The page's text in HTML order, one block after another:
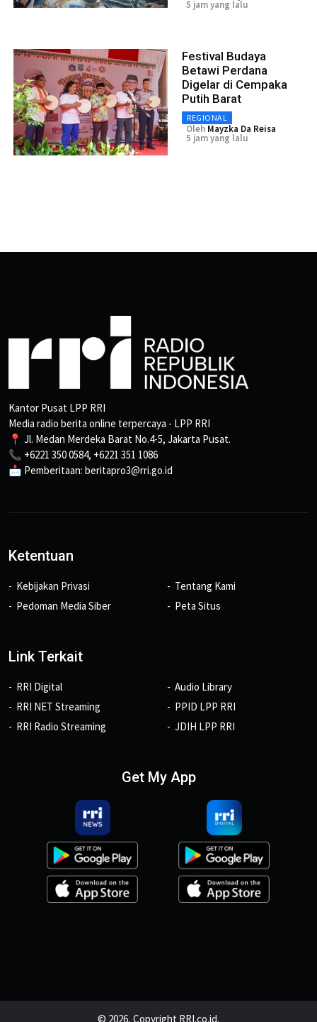
5 jam yang lalu
Festival Budaya
Betawi Perdana
Digelar di Cempaka
Putih Barat
REGIONAL
Oleh Mayzka Da Reisa
5 jam yang lalu
Kantor Pusat LPP RRI
Media radio berita online terpercaya - LPP RRI
📍 Jl. Medan Merdeka Barat No.4-5, Jakarta Pusat.
📞 +6221 350 0584, +6221 351 1086
📩 Pemberitaan: beritapro3@rri.go.id
Ketentuan
Kebijakan Privasi
Pedoman Media Siber
Tentang Kami
Peta Situs
Link Terkait
RRI Digital
RRI NET Streaming
RRI Radio Streaming
Audio Library
PPID LPP RRI
JDIH LPP RRI
Get My App
© 2026, Copyright RRI.co.id.